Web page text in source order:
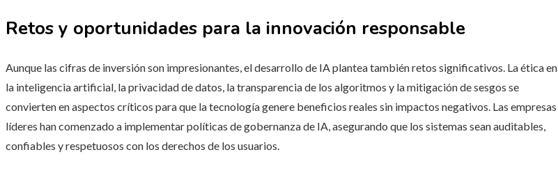
Retos y oportunidades para la innovación responsable
Aunque las cifras de inversión son impresionantes, el desarrollo de IA plantea también retos significativos. La ética en
la inteligencia artificial, la privacidad de datos, la transparencia de los algoritmos y la mitigación de sesgos se
convierten en aspectos críticos para que la tecnología genere beneficios reales sin impactos negativos. Las empresas
líderes han comenzado a implementar políticas de gobernanza de IA, asegurando que los sistemas sean auditables,
confiables y respetuosos con los derechos de los usuarios.